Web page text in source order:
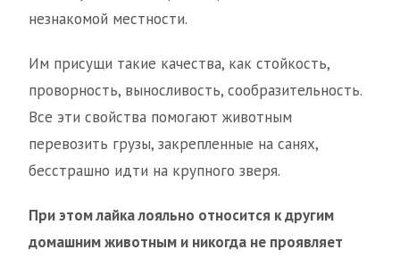
незнакомой местности.
Им присущи такие качества, как стойкость,
проворность, выносливость, сообразительность.
Все эти свойства помогают животным
перевозить грузы, закрепленные на санях,
бесстрашно идти на крупного зверя.
При этом лайка лояльно относится к другим
домашним животным и никогда не проявляет